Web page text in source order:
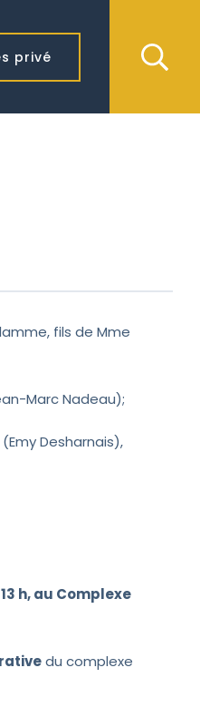
privé
fils de Mme
Marc Nadeau);
Desharnais),
h, au Complexe
du complexe